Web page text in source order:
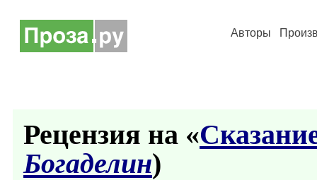
Авторы
Рецензия на «
Богаделин)